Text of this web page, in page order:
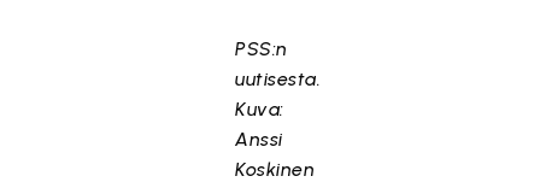
PSS:n
uutisesta.
Kuva:
Anssi
Koskinen